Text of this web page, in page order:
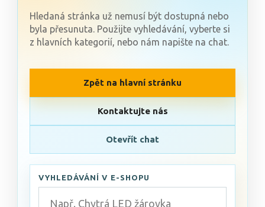
Hledaná stránka už nemusí být dostupná nebo
byla přesunuta. Použijte vyhledávání, vyberte si
z hlavních kategorií, nebo nám napište na chat.
VYHLEDÁVÁNÍ V E-SHOPU
Zpět na hlavní stránku
Kontaktujte nás
Otevřít chat